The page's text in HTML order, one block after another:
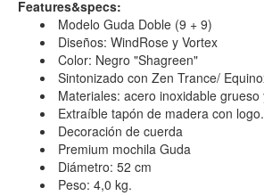
Features&specs:
Modelo Guda Doble (9 + 9)
Diseños: WindRose y Vortex
Color: Negro "Shagreen"
Sintonizado con Zen Trance/
Materiales: acero inoxidable grueso
Extraíble tapón de madera con logo.
Decoración de cuerda
Premium mochila Guda
Diámetro: 52 cm
Peso: 4,0 kg.